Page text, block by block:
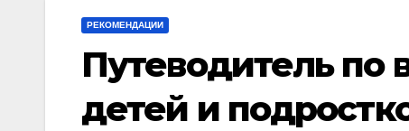
РЕКОМЕНДАЦИИ
Путеводитель
детей и